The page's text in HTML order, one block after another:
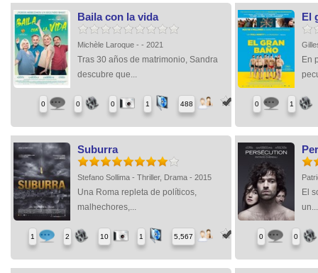
Baila con la vida
Michèle Laroque - - 2021
Tras 30 años de matrimonio, Sandra
descubre que...
0 0 0 1 488
El
En
0 1
Suburra
Stefano Sollima - Thriller, Drama - 2015
Una Roma repleta de políticos,
malhechores,...
1 2 10 1 5,567
El
un...
0 0